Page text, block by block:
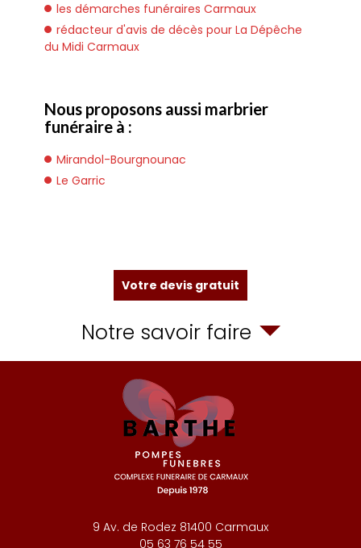
les démarches funéraires Carmaux
rédacteur d'avis de décès pour La Dépêche
du Midi Carmaux
Nous proposons aussi marbrier
funéraire à :
Mirandol-Bourgnounac
Le Garric
Votre devis gratuit
Notre savoir faire
9 Av. de Rodez 81400 Carmaux
05 63 76 54 55